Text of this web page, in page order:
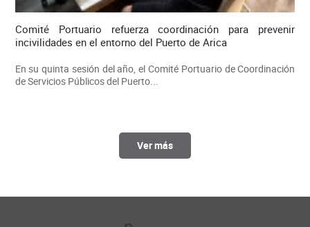
Comité Portuario refuerza coordinación para prevenir
incivilidades en el entorno del Puerto de Arica
En su quinta sesión del año, el Comité Portuario de Coordinación
de Servicios Públicos del Puerto...
Ver más